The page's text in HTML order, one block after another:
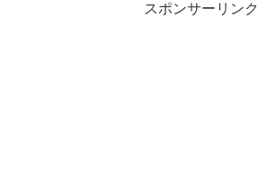
スポンサーリンク